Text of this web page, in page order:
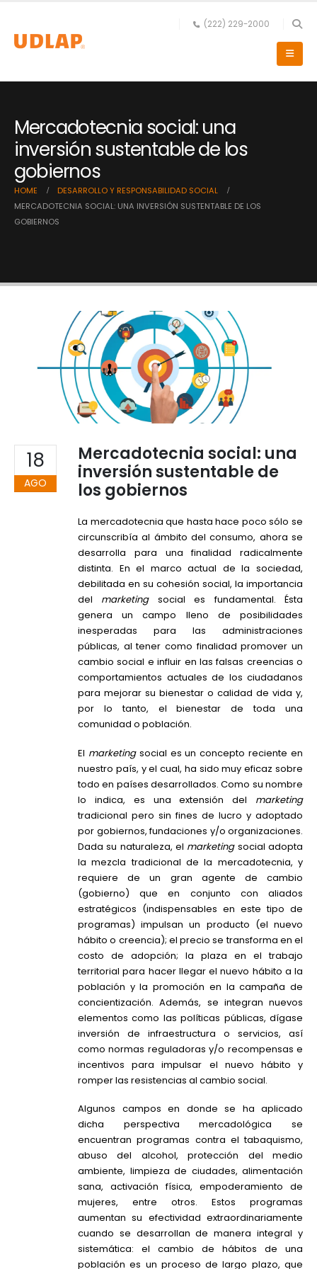
(222) 229-2000
Mercadotecnia social: una
inversión sustentable de los
gobiernos
HOME
DESARROLLO Y RESPONSABILIDAD SOCIAL
MERCADOTECNIA SOCIAL: UNA INVERSIÓN SUSTENTABLE DE LOS
GOBIERNOS
18
AGO
Mercadotecnia social: una
inversión sustentable de
los gobiernos
La mercadotecnia que hasta hace poco sólo se
circunscribía al ámbito del consumo, ahora se
desarrolla para una finalidad radicalmente
distinta. En el marco actual de la sociedad,
debilitada en su cohesión social, la importancia
del marketingsocial es fundamental. Ésta
genera un campo lleno de posibilidades
inesperadas para las administraciones
públicas, al tener como finalidad promover un
cambio social e influir en las falsas creencias o
comportamientos actuales de los ciudadanos
para mejorar su bienestar o calidad de vida y,
por lo tanto, el bienestar de toda una
comunidad o población.
El marketingsocial es un concepto reciente en
nuestro país, y el cual, ha sido muy eficaz sobre
todo en países desarrollados. Como su nombre
lo indica, es una extensión del marketing
tradicional pero sin fines de lucro y adoptado
por gobiernos, fundaciones y/o organizaciones.
Dada su naturaleza, el marketingsocial adopta
la mezcla tradicional de la mercadotecnia, y
requiere de un gran agente de cambio
(gobierno) que en conjunto con aliados
estratégicos (indispensables en este tipo de
programas) impulsan un producto (el nuevo
hábito o creencia); el precio se transforma en el
costo de adopción; la plaza en el trabajo
territorial para hacer llegar el nuevo hábito a la
población y la promoción en la campaña de
concientización. Además, se integran nuevos
elementos como las políticas públicas, dígase
inversión de infraestructura o servicios, así
como normas reguladoras y/o recompensas e
incentivos para impulsar el nuevo hábito y
romper las resistencias al cambio social.
Algunos campos en donde se ha aplicado
dicha perspectiva mercadológica se
encuentran programas contra el tabaquismo,
abuso del alcohol, protección del medio
ambiente, limpieza de ciudades, alimentación
sana, activación física, empoderamiento de
mujeres, entre otros. Estos programas
aumentan su efectividad extraordinariamente
cuando se desarrollan de manera integral y
sistemática: el cambio de hábitos de una
población es un proceso de largo plazo, que